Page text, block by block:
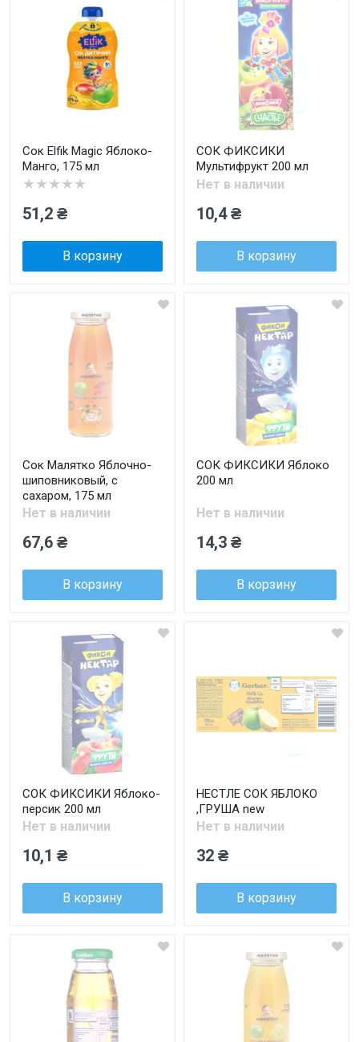
Сок Elfik Magic Яблоко-
Манго, 175 мл
★★★★★
51,2 ₴
В корзину
СОК ФИКСИКИ
Мультифрукт 200 мл
Нет в наличии
10,4 ₴
В корзину
Сок Малятко Яблочно-
шиповниковый, с
сахаром, 175 мл
Нет в наличии
67,6 ₴
В корзину
СОК ФИКСИКИ Яблоко
200 мл
Нет в наличии
14,3 ₴
В корзину
СОК ФИКСИКИ Яблоко-
персик 200 мл
Нет в наличии
10,1 ₴
В корзину
НЕСТЛЕ СОК ЯБЛОКО
,ГРУША new
Нет в наличии
32 ₴
В корзину